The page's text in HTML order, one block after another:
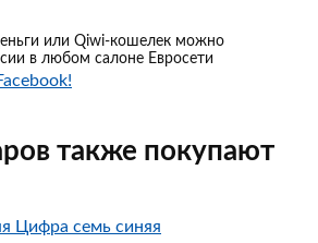
или Qiwi-кошелек можно
в любом салоне Евросети
также покупают
Цифра семь синяя